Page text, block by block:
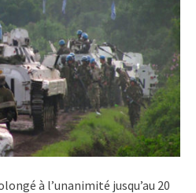
à l’unanimité jusqu’au 20